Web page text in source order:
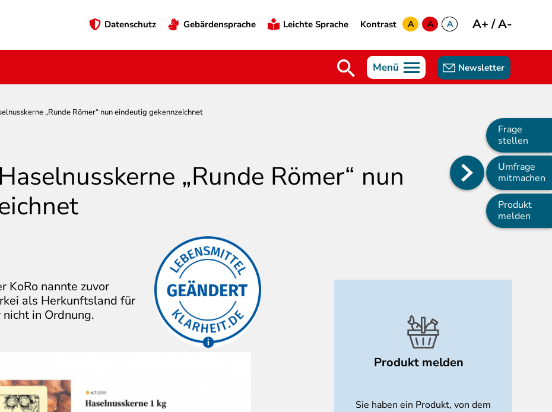
Preheader
Datenschutz Gebärdensprache Leichte Sprache Kontrast
A
A
A
A+/A-
Menü Newsletter
„Runde Römer“ nun eindeutig gekennzeichnet
Main
navigation
Frage
stellen
Umfrage
mitmachen
Produkt
melden
„Runde Römer“ nun
KoRo nannte zuvor
als Herkunftsland für
nicht in Ordnung.
Die
Firma hat die
kritisierten
Aussagen/Bilder
Produkt melden
Sie haben ein Produkt, von dem